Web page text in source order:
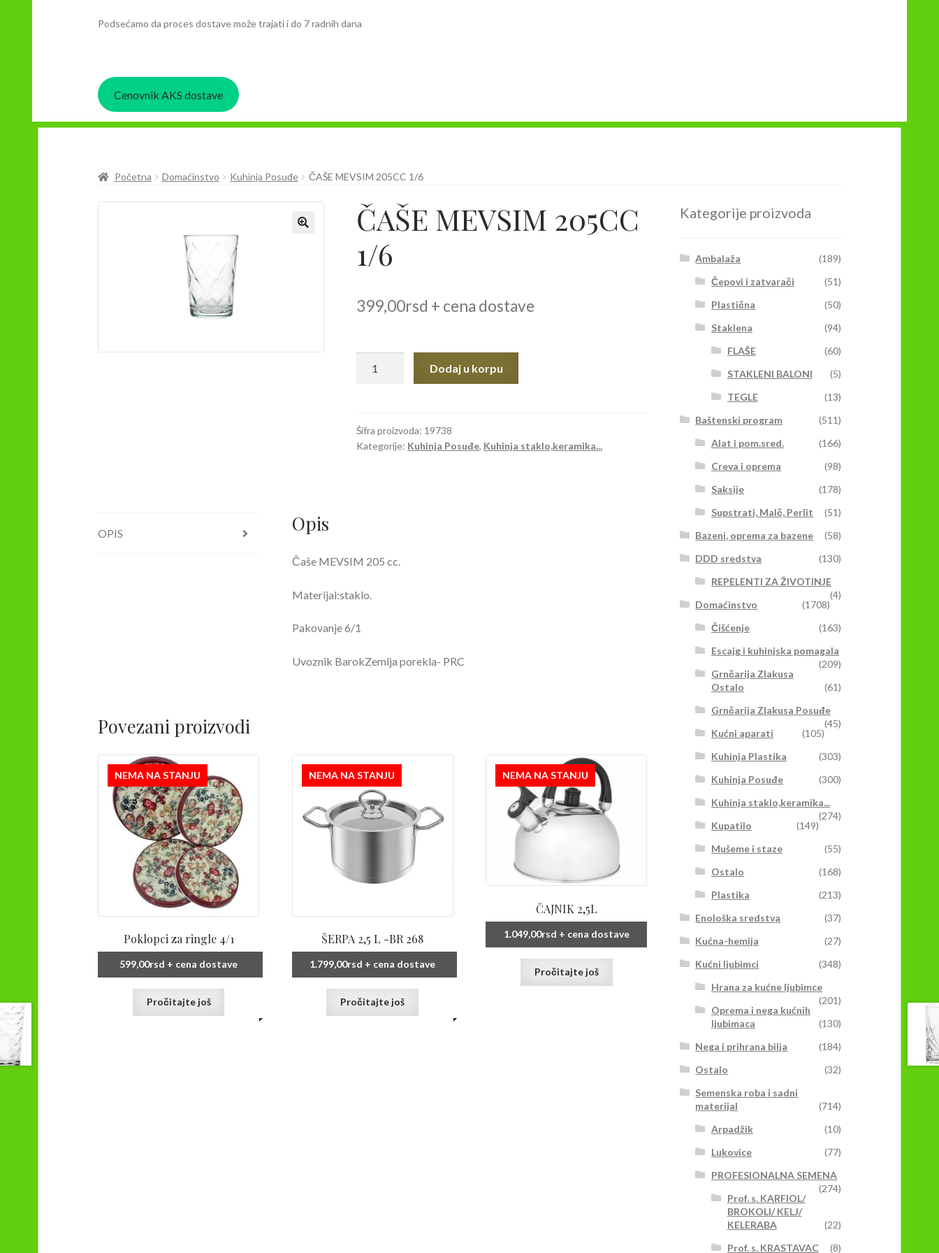
Podsećamo da proces dostave može trajati i do 7 radnih dana
Cenovnik AKS dostave
Početna Domaćinstvo Kuhinja Posuđe ČAŠE MEVSIM 205CC 1/6
ČAŠE MEVSIM 205CC
1/6
399,00rsd + cena dostave
količina
Dodaj u korpu
Šifra proizvoda: 19738
Kategorije: Kuhinja Posuđe, Kuhinja staklo,keramika...
OPIS Opis
Čaše MEVSIM 205 cc.
Materijal:staklo.
Pakovanje 6/1
Uvoznik BarokZemlja porekla- PRC
Povezani proizvodi
NEMA NA STANJU
Poklopci za ringle 4/1
599,00rsd + cena dostave
Pročitajte još
NEMA NA STANJU
ŠERPA 2,5 L -BR 268
1.799,00rsd + cena dostave
Pročitajte još
NEMA NA STANJU
ČAJNIK 2,5L
1.049,00rsd + cena dostave
Pročitajte još
Kategorije proizvoda
Ambalaža
(189)
Čepovi i zatvarači
(51)
Plastična
(50)
Staklena
(94)
FLAŠE
(60)
STAKLENI BALONI
(5)
TEGLE
(13)
Baštenski program
(511)
Alat i pom.sred.
(166)
Creva i oprema
(98)
Saksije
(178)
Supstrati, Malč, Perlit
(51)
Bazeni, oprema za bazene
(58)
DDD sredstva
(130)
REPELENTI ZA ŽIVOTINJE
(4)
Domaćinstvo
(1708)
Čišćenje
(163)
Escajg i kuhinjska pomagala
(209)
Grnčarija Zlakusa
Ostalo
(61)
Grnčarija Zlakusa Posuđe
(45)
Kućni aparati
(105)
Kuhinja Plastika
(303)
Kuhinja Posuđe
(300)
Kuhinja staklo,keramika...
(274)
Kupatilo
(149)
Mušeme i staze
(55)
Ostalo
(168)
Plastika
(213)
Enološka sredstva
(37)
Kućna-hemija
(27)
Kućni ljubimci
(348)
Hrana za kućne ljubimce
(201)
Oprema i nega kućnih
ljubimaca
(130)
Nega i prihrana bilja
(184)
Ostalo
(32)
Semenska roba i sadni
materijal
(714)
Arpadžik
(10)
Lukovice
(77)
PROFESIONALNA SEMENA
(274)
Prof. s. KARFIOL/
BROKOLI/ KELJ/
KELERABA
(22)
Prof. s. KRASTAVAC
(8)